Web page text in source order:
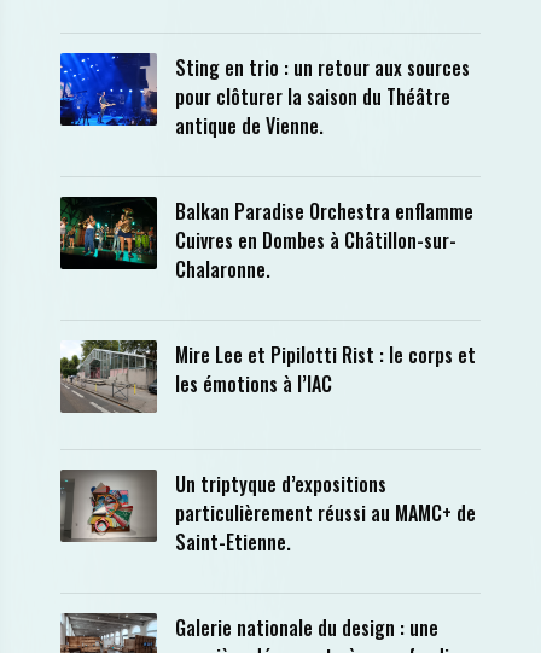
Sting en trio : un retour aux sources
pour clôturer la saison du Théâtre
antique de Vienne.
Balkan Paradise Orchestra enflamme
Cuivres en Dombes à Châtillon-sur-
Chalaronne.
Mire Lee et Pipilotti Rist : le corps et
les émotions à l’IAC
Un triptyque d’expositions
particulièrement réussi au MAMC+ de
Saint-Etienne.
Galerie nationale du design : une